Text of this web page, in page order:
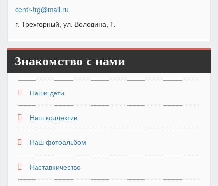
centr-trg@mail.ru
г. Трехгорный, ул. Володина, 1.
Знакомство с нами
Наши дети
Наш коллектив
Наш фотоальбом
Наставничество